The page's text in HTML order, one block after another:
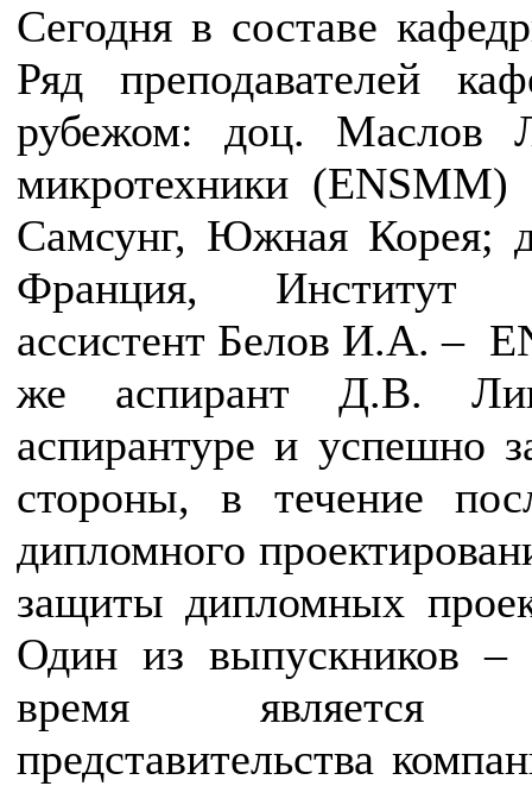
Сегодня в составе
Ряд преподавателей
рубежом: доц. Маслов
микротехники
Самсунг, Южная
Франция, Институт
ассистент Белов И.А. –
же аспирант Д.В.
аспирантуре и успешно
стороны, в течение
дипломного
защиты дипломных
Один из выпускников –
время является
представительства